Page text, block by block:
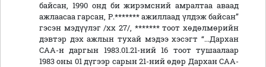
байсан, 1990 онд би жирэмсний амралтаа аваад
ажлаасаа гарсан, Р.******* ажиллаад үлдэж байсан”
гэсэн мэдүүлэг /хх 27/, ******* тоот хөдөлмөрийн
дэвтэр дэх ажлын тухай мэдээ хэсэгт “...Дархан
САА-н даргын 1983.01.21-ний 16 тоот тушаалаар
1983 оны 01 дүгээр сарын 21-ний өдөр Дархан САА-